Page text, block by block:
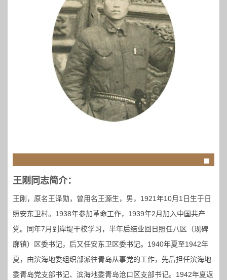
王刚同志简介：
王刚，原名王泽勋，曾用名王源生，男，1921年10月1日生于日
照安东卫村。1938年参加革命工作，1939年2月加入中国共产
党。同年7月到岸堤干校学习，半年后结业回日照任八区（现碑
廓镇）区委书记，后又任安东卫区委书记。1940年夏至1942年
夏，由滨海地委组织部派往青岛从事党的工作，先后担任滨海地
委青岛党支部书记、滨海地委青岛沧口区支部书记。1942年夏返